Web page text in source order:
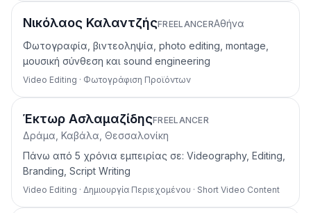
Νικόλαος ΚαλαντζήςFREELANCERΑθήνα
Φωτογραφία, βιντεοληψία, photo editing, montage,
μουσική σύνθεση και sound engineering
Video Editing · Φωτογράφιση Προϊόντων
Έκτωρ ΑσλαμαζίδηςFREELANCER
Δράμα, Καβάλα, Θεσσαλονίκη
Πάνω από 5 χρόνια εμπειρίας σε: Videography, Editing,
Branding, Script Writing
Video Editing · Δημιουργία Περιεχομένου · Short Video Content